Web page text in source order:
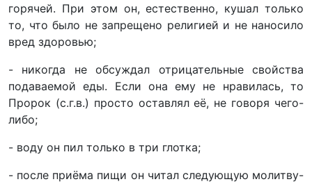
горячей. При этом он, естественно, кушал только
то, что было не запрещено религией и не наносило
вред здоровью;
- никогда не обсуждал отрицательные свойства
подаваемой еды. Если она ему не нравилась, то
Пророк (с.г.в.) просто оставлял её, не говоря чего-
либо;
- воду он пил только в три глотка;
- после приёма пищи он читал следующую молитву-